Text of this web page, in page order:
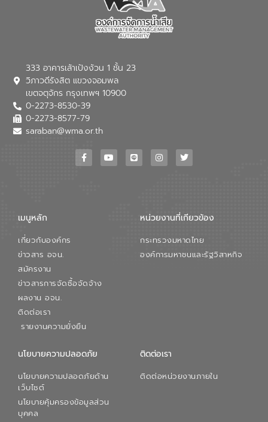
เทคโนโลยีโครงข่ายน้ำครบวงจรในพื้นที่ EEC
ของอีสท์ วอเตอร์ เพื่อร่วมกันศึกษา
เทคโนโลยีการปรับปรุงคุณภาพน้ำ (Water
Reuse) และพัฒนารูปแบบการดำเนินงาน
ใช้น้ำที่พุ่งสูงขึ้นจากการขยายตัวของ
การองค์การจัดการน้ำเสีย กล่าวถึงภารกิจ
เพื่อสนับสนุนการพัฒนาเมืองอย่างยั่งยืน
ขณะที่ นายบดินทร์ อุดล กรรมการผู้อำนวย
สมดุลทางเศรษฐกิจและสิ่งแวดล้อมได้อย่าง
ภาคเอกชนในครั้งนี้ นับเป็นก้าวสำคัญของ
องค์การจัดการน้ำเสีย (อจน.) ในการร่วมวาง
333 อาคารเล้าเป้งง้วน 1 ชั้น 23
วิภาวดีรังสิต แขวงจอมพล
เขตจตุจักร กรุงเทพฯ 10900
0-2273-8530-39
0-2273-8577-79
saraban@wma.or.th
เมนูหลัก
เกี่ยวกับองค์กร
ข่าวสาร อจน.
สมัครงาน
ข่าวสารการจัดซื้อจัดจ้าง
ผลงาน อจน.
ติดต่อเรา
รายงานความยั่งยืน
หน่วยงานที่เกียวข้อง
กระทรวงมหาดไทย
องค์การมหาชนและรัฐวิสาหกิจ
นโยบายความปลอดภัย
นโยบายความปลอดภัยด้าน
เว็บไซต์
นโยบายคุ้มครองข้อมูลส่วน
บุคคล
ติดต่อเรา
ติดต่อหน่วยงานภายใน